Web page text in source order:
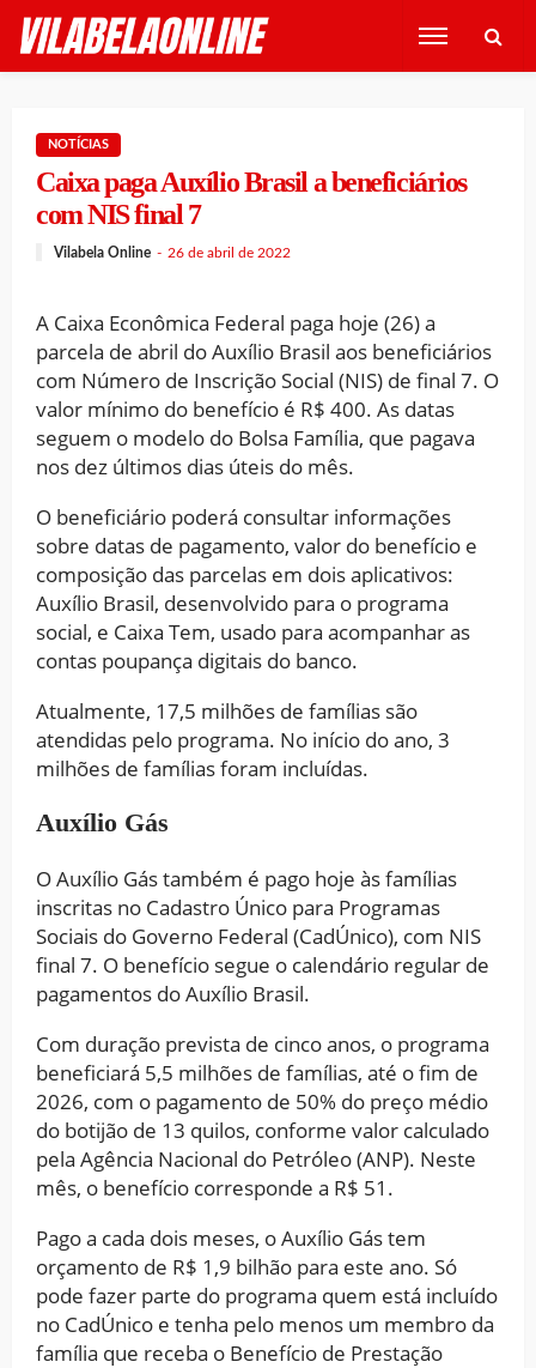
NOTÍCIAS
Caixa paga Auxílio Brasil a beneficiários
com NIS final 7
Vilabela Online 26 de abril de 2022
A Caixa Econômica Federal paga hoje (26) a
parcela de abril do Auxílio Brasil aos beneficiários
com Número de Inscrição Social (NIS) de final 7. O
valor mínimo do benefício é R$ 400. As datas
seguem o modelo do Bolsa Família, que pagava
nos dez últimos dias úteis do mês.
O beneficiário poderá consultar informações
sobre datas de pagamento, valor do benefício e
composição das parcelas em dois aplicativos:
Auxílio Brasil, desenvolvido para o programa
social, e Caixa Tem, usado para acompanhar as
contas poupança digitais do banco.
Atualmente, 17,5 milhões de famílias são
atendidas pelo programa. No início do ano, 3
milhões de famílias foram incluídas.
Auxílio Gás
O Auxílio Gás também é pago hoje às famílias
inscritas no Cadastro Único para Programas
Sociais do Governo Federal (CadÚnico), com NIS
final 7. O benefício segue o calendário regular de
pagamentos do Auxílio Brasil.
Com duração prevista de cinco anos, o programa
beneficiará 5,5 milhões de famílias, até o fim de
2026, com o pagamento de 50% do preço médio
do botijão de 13 quilos, conforme valor calculado
pela Agência Nacional do Petróleo (ANP). Neste
mês, o benefício corresponde a R$ 51.
Pago a cada dois meses, o Auxílio Gás tem
orçamento de R$ 1,9 bilhão para este ano. Só
pode fazer parte do programa quem está incluído
no CadÚnico e tenha pelo menos um membro da
família que receba o Benefício de Prestação